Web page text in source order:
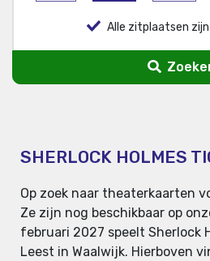
Alle zitplaatsen
SHERLOCK HOLMES
Op zoek naar theaterkaarten
Ze zijn nog beschikbaar op
februari 2027 speelt Sherlock
Leest in Waalwijk. Hierboven